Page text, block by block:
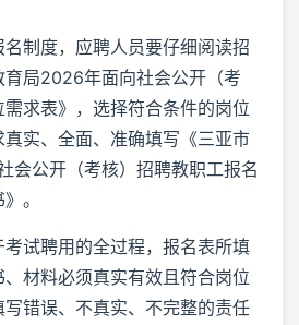
制度，应聘人员要仔细阅读招
局2026年面向社会公开（考
求表》，选择符合条件的岗位
实、全面、准确填写《三亚市
会公开（考核）招聘教职工报名
。
试聘用的全过程，报名表所填
材料必须真实有效且符合岗位
错误、不真实、不完整的责任